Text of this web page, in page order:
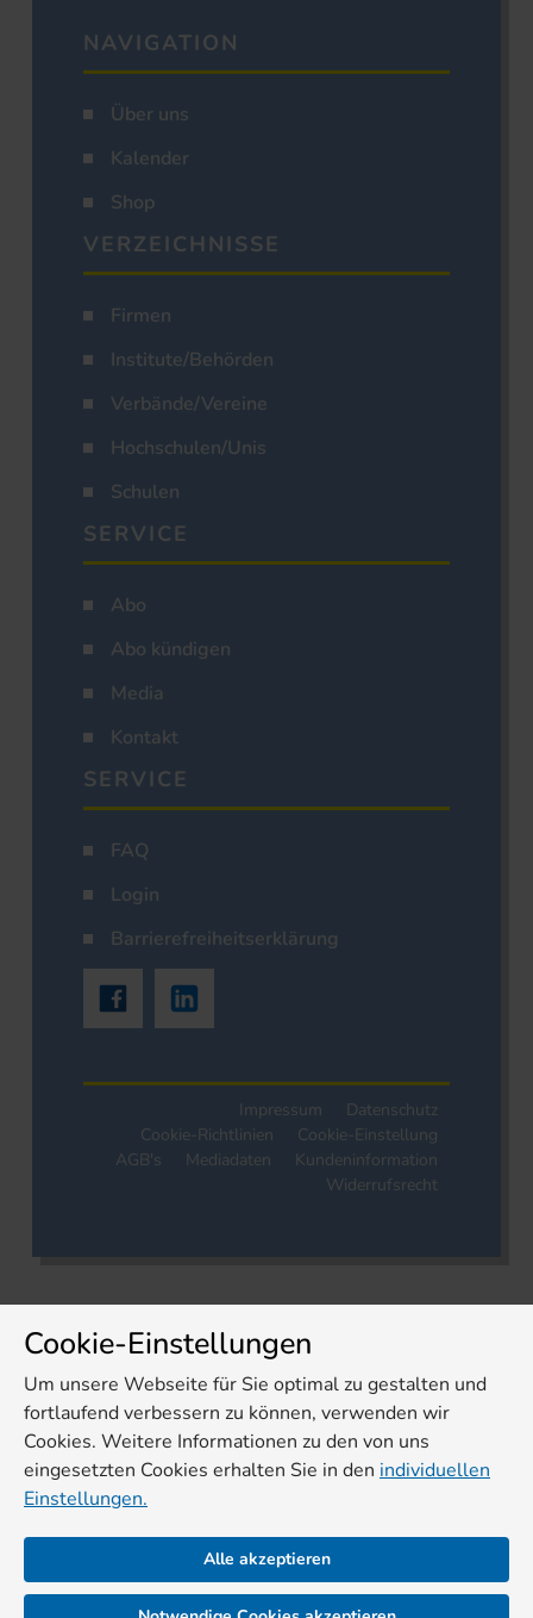
NAVIGATION
Über uns
Kalender
Shop
VERZEICHNISSE
Firmen
Institute/Behörden
Verbände/Vereine
Hochschulen/Unis
Schulen
SERVICE
Abo
Abo kündigen
Media
Kontakt
SERVICE
FAQ
Login
Barrierefreiheitserklärung
Impressum
Datenschutz
Cookie-Richtlinien
Cookie-Einstellung
AGB's
Mediadaten
Kundeninformation
Widerrufsrecht
Cookie-Einstellungen
Um unsere Webseite für Sie optimal zu gestalten und
fortlaufend verbessern zu können, verwenden wir
Cookies. Weitere Informationen zu den von uns
eingesetzten Cookies erhalten Sie in den individuellen
Einstellungen.
Alle akzeptieren